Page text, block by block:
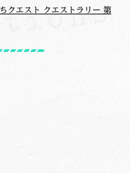
エスト クエストラリー 第